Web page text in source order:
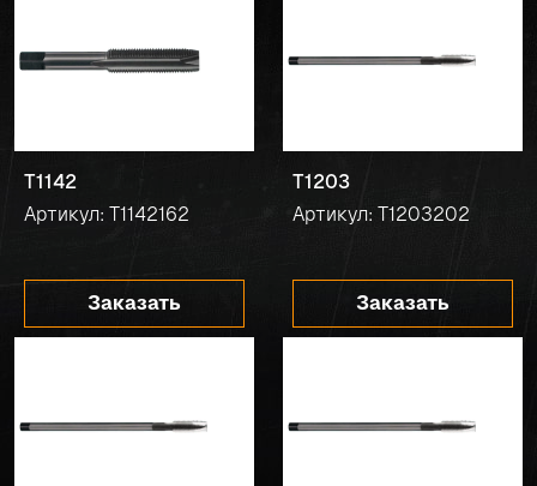
T1142
Артикул: T1142162
Заказать
T1203
Артикул: T1203202
Заказать